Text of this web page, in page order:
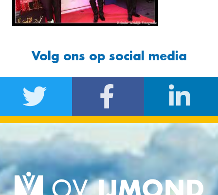
Volg ons op social media